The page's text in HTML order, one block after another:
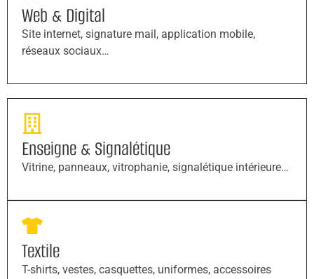
Web & Digital
Site internet, signature mail, application mobile,
réseaux sociaux…
Enseigne & Signalétique
Vitrine, panneaux, vitrophanie, signalétique intérieure…
Textile
T-shirts, vestes, casquettes, uniformes, accessoires